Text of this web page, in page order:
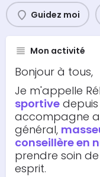
Guidez moi
Mon activité
Bonjour à tous,
Je m'appelle
sportive depuis
accompagne
général,
conseillère en
prendre soin
esprit.